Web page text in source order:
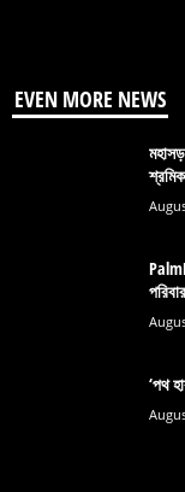
EVEN MORE NEWS
‘পথ